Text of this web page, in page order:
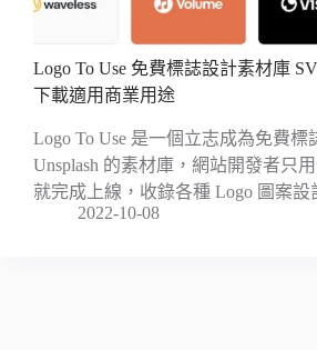
Logo To Use 免費標誌設計素材庫
下載適用商業用途
Logo To Use 是一個立志成為免費標
Unsplash 的素材庫，網站開發者只
就完成上線，收錄各種 Logo 圖案
2022-10-08